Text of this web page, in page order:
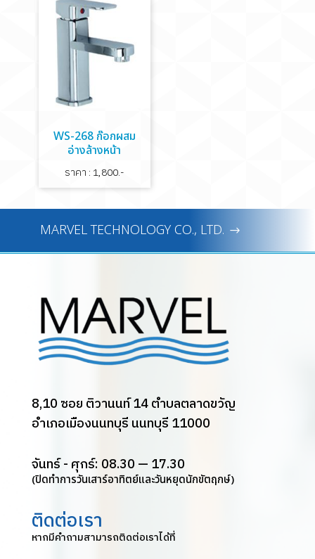
WS-268 ก๊อกผสม
อ่างล้างหน้า
ราคา : 1,800.-
MARVEL TECHNOLOGY CO., LTD.
8,10 ซอย ติวานนท์ 14 ตำบลตลาดขวัญ
อำเภอเมืองนนทบุรี นนทบุรี 11000
จันทร์ - ศุกร์: 08.30 — 17.30
(ปิดทำการวันเสาร์อาทิตย์และวันหยุดนักขัตฤกษ์)
ติดต่อเรา
หากมีคำถามสามารถติดต่อเราได้ที่